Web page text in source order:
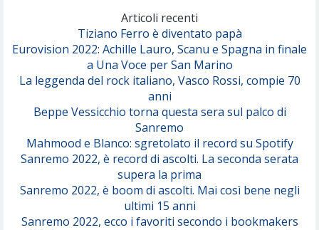
Serenamente
Articoli recenti
Tiziano Ferro è diventato papà
Eurovision 2022: Achille Lauro, Scanu e Spagna in finale
a Una Voce per San Marino
La leggenda del rock italiano, Vasco Rossi, compie 70
anni
Beppe Vessicchio torna questa sera sul palco di
Sanremo
Mahmood e Blanco: sgretolato il record su Spotify
Sanremo 2022, è record di ascolti. La seconda serata
supera la prima
Sanremo 2022, è boom di ascolti. Mai così bene negli
ultimi 15 anni
Sanremo 2022, ecco i favoriti secondo i bookmakers